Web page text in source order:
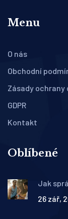
Menu
O nás
Obchodní
Zásady ochrany
GDPR
Kontakt
Oblíbené
Jak
26 zář,